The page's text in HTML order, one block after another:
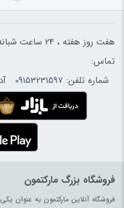
هفت روز هفته
تماس:
شماره تلفن: 09153231597
فروشگاه بزرگ مارکتمون
فروشگاه آنلاین مارکتمون به عنوان